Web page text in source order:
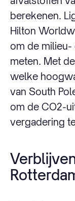
berekenen.
Hilton
om de milieu-
meten. Met
welke
van South
om de CO2-
vergadering